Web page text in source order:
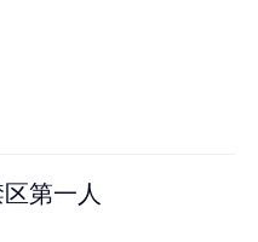
第一人